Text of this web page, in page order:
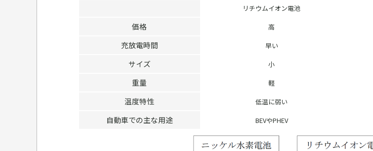
リチウムイオン電池
価格 高
充放電時間 早い
サイズ 小
重量 軽
温度特性 低温に弱い
自動車での主な用途 BEVやPHEV